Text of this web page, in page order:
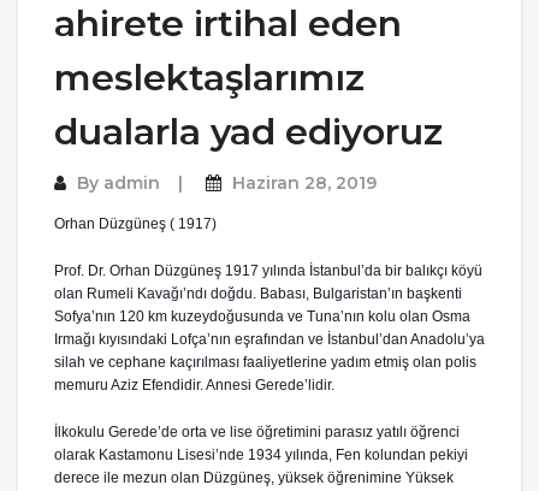
ahirete irtihal eden
meslektaşlarımız
dualarla yad ediyoruz
By admin Haziran 28, 2019
Orhan Düzgüneş ( 1917)
Prof. Dr. Orhan Düzgüneş 1917 yılında İstanbul’da bir balıkçı köyü
olan Rumeli Kavağı’ndı doğdu. Babası, Bulgaristan’ın başkenti
Sofya’nın 120 km kuzeydoğusunda ve Tuna’nın kolu olan Osma
Irmağı kıyısındaki Lofça’nın eşrafından ve İstanbul’dan Anadolu’ya
silah ve cephane kaçırılması faaliyetlerine yadım etmiş olan polis
memuru Aziz Efendidir. Annesi Gerede’lidir.
İlkokulu Gerede’de orta ve lise öğretimini parasız yatılı öğrenci
olarak Kastamonu Lisesi’nde 1934 yılında, Fen kolundan pekiyi
derece ile mezun olan Düzgüneş, yüksek öğrenimine Yüksek